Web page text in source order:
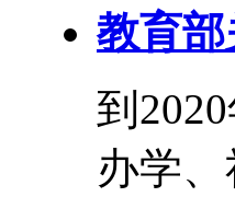
教育
到
办学